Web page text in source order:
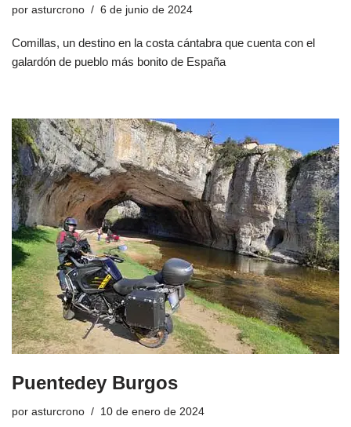
por asturcrono 6 de junio de 2024
Comillas, un destino en la costa cántabra que cuenta con el
galardón de pueblo más bonito de España
Puentedey Burgos
por asturcrono 10 de enero de 2024